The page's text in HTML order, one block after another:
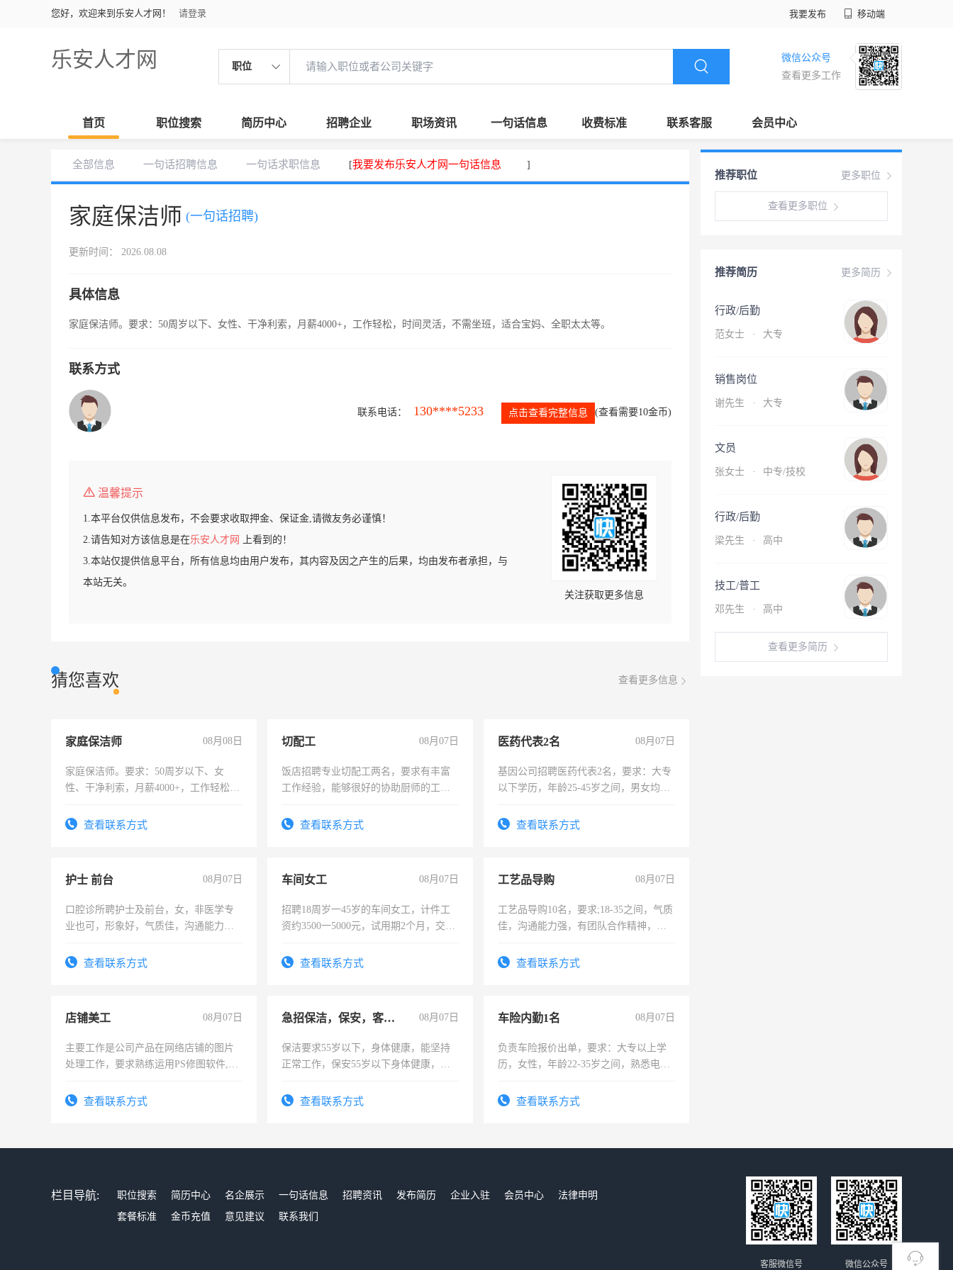
您好，欢迎来到乐安人才网！ 请登录 我要发布 移动端
乐安人才网 职位
微信公众号
查看更多工作
首页 职位搜索 简历中心 招聘企业 职场资讯 一句话信息 收费标准 联系客服 会员中心
全部信息 一句话招聘信息 一句话求职信息 [我要发布乐安人才网一句话信息 ]
家庭保洁师 (一句话招聘)
更新时间： 2026.08.08
具体信息
家庭保洁师。要求：50周岁以下、女性、干净利索，月薪4000+，工作轻松，时间灵活，不需坐班，适合宝妈、全职太太等。
联系方式
联系电话： 130****5233 点击查看完整信息 (查看需要10金币)
温馨提示
1.本平台仅供信息发布，不会要求收取押金、保证金,请微友务必谨慎！
2.请告知对方该信息是在乐安人才网
上看到的！
3.本站仅提供信息平台，所有信息均由用户发布，其内容及因之产生的后果，均由发布者承担，与
本站无关。
关注获取更多信息
猜您喜欢 查看更多信息
家庭保洁师 08月08日
家庭保洁师。要求：50周岁以下、女
性、干净利索，月薪4000+，工作轻松，
太太等。查看联系方式
切配工 08月07日
饭店招聘专业切配工两名，要求有丰富
工作经验，能够很好的协助厨师的工
4500。查看联系方式
医药代表2名 08月07日
基因公司招聘医药代表2名，要求：大专
以下学历，年龄25-45岁之间，男女均
表或者有医学资质的优先，底薪+绩效，
查看联系方式
护士 前台 08月07日
口腔诊所聘护士及前台，女，非医学专
业也可，形象好，气质佳，沟通能力
查看联系方式
车间女工 08月07日
招聘18周岁一45岁的车间女工，计件工
资约3500一5000元，试用期2个月，交五
查看联系方式
工艺品导购 08月07日
工艺品导购10名，要求;18-35之间，气质
佳，沟通能力强，有团队合作精神，有
查看联系方式
店铺美工 08月07日
主要工作是公司产品在网络店铺的图片
处理工作，要求熟练运用PS修图软件,工
查看联系方式
急招保洁，保安，客服，工程 08月07日
保洁要求55岁以下，身体健康，能坚持
正常工作，保安55岁以下身体健康，有
录，客服要求45岁以下高中以上文化，
查看联系方式
车险内勤1名 08月07日
负责车险报价出单，要求：大专以上学
历，女性，年龄22-35岁之间，熟悉电脑
试用期1-3个月，转正后交纳五险，
查看联系方式
更多职位
推荐职位
查看更多职位
更多简历
推荐简历
行政/后勤
范女士 · 大专
销售岗位
谢先生 · 大专
文员
张女士 · 中专/技校
行政/后勤
梁先生 · 高中
技工/普工
邓先生 · 高中
查看更多简历
栏目导航: 职位搜索 简历中心 名企展示 一句话信息 招聘资讯 发布简历 企业入驻 会员中心
法律申明
套餐标准
金币充值 意见建议 联系我们
微信公众号
客服微信号